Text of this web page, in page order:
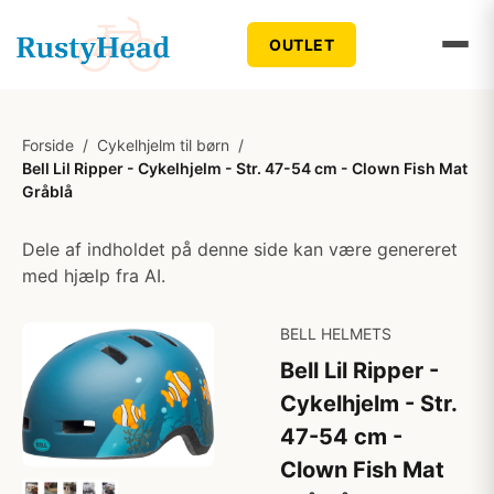
OUTLET
Forside / Cykelhjelm til børn /
Bell Lil Ripper - Cykelhjelm - Str. 47-54 cm - Clown Fish Mat
Gråblå
Dele af indholdet på denne side kan være genereret
med hjælp fra AI.
BELL HELMETS
Bell Lil Ripper -
Cykelhjelm - Str.
47-54 cm -
Clown Fish Mat